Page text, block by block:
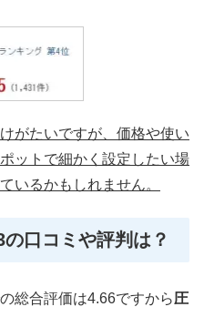
がたいですが、価格や使い
ットで細かく設定したい場
いるかもしれません。
口コミや評判は？
総合評価は4.66ですから圧